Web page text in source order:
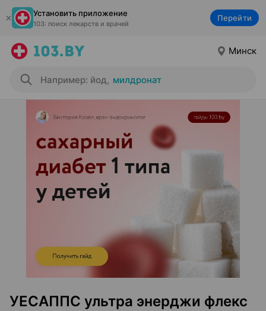
Установить приложение
103: поиск лекарств и врачей
Перейти
Минск
Например: йод, милдронат
УЕСАППС ультра энерджи флекс